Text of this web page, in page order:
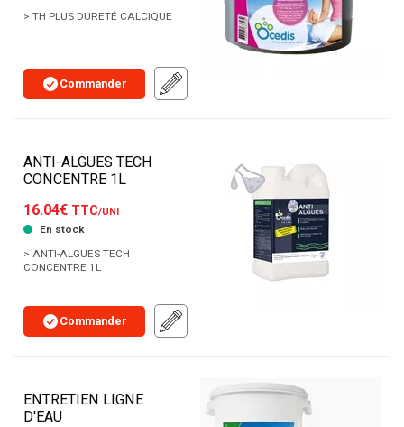
> TH PLUS DURETÉ CALCIQUE
Commander
ANTI-ALGUES TECH
CONCENTRE 1L
16.04€ TTC/UNI
En stock
> ANTI-ALGUES TECH
CONCENTRE 1L
Commander
ENTRETIEN LIGNE
D'EAU